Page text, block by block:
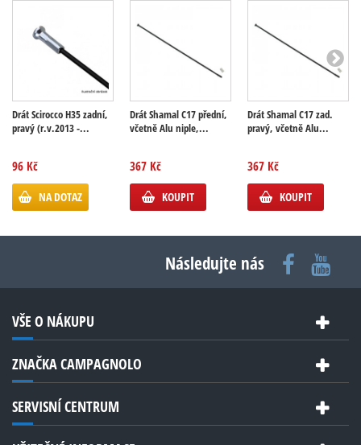
Drát Scirocco H35 zadní,
pravý (r.v.2013 -...
96 Kč
NA DOTAZ
Drát Shamal C17 přední,
včetně Alu niple,...
367 Kč
KOUPIT
Drát Shamal C17 zad.
pravý, včetně Alu...
367 Kč
KOUPIT
Následujte nás
VŠE O NÁKUPU
ZNAČKA CAMPAGNOLO
SERVISNÍ CENTRUM